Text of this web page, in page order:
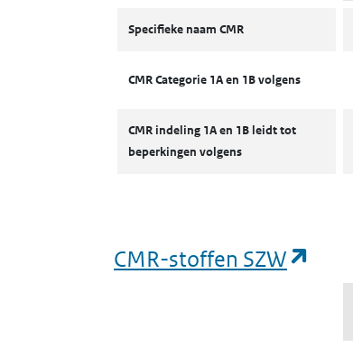
Specifieke naam CMR
CMR Categorie 1A en 1B volgens
CMR indeling 1A en 1B leidt tot
beperkingen volgens
CMR-stoffen SZW